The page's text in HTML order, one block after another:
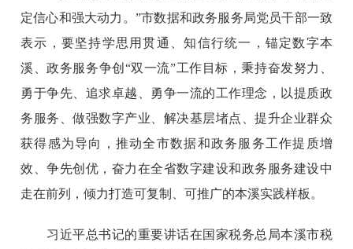
定信心和强大动力。”市数据和政务服务局党员干部一致
表示，要坚持学思用贯通、知信行统一，锚定数字本
溪、政务服务争创“双一流”工作目标，秉持奋发努力、
勇于争先、追求卓越、勇争一流的工作理念，以提质政
务服务、做强数字产业、解决基层堵点、提升企业群众
获得感为导向，推动全市数据和政务服务工作提质增
效、争先创优，奋力在全省数字建设和政务服务建设中
走在前列，倾力打造可复制、可推广的本溪实践样板。
习近平总书记的重要讲话在国家税务总局本溪市税